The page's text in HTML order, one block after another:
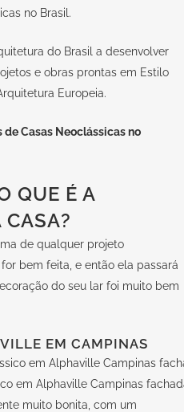
no Brasil.
do Brasil a desenvolver
e obras prontas em Estilo
Europeia.
de Casas Neoclássicas no
QUE É A
CASA?
de qualquer projeto
bem feita, e então ela passará
do seu lar foi muito bem
EM CAMPINAS
em Alphaville Campinas
muito bonita, com um